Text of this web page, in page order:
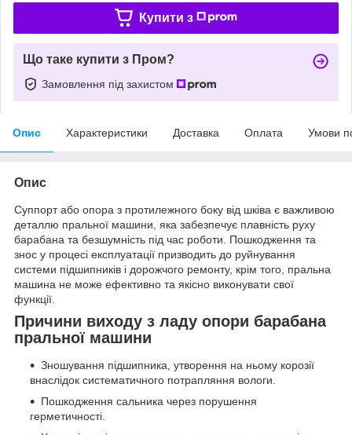
Купити з
Що таке купити з Пром?
Замовлення під захистом
Опис Характеристики Доставка Оплата Умови
Опис
Суппорт або опора з протилежного боку від шківа є важливою
деталлю пральної машини, яка забезпечує плавність руху
барабана та безшумність під час роботи. Пошкодження та
знос у процесі експлуатації призводить до руйнування
системи підшипників і дорожчого ремонту, крім того, пральна
машина не може ефективно та якісно виконувати свої
функції.
Причини виходу з ладу опори барабана
пральної машини
Зношування підшипника, утворення на ньому корозії
внаслідок систематичного потрапляння вологи.
Пошкодження сальника через порушення
герметичності.